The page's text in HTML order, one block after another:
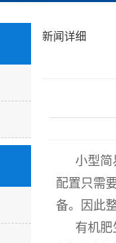
新闻详细
小型简
配置只需
备。因此
有机